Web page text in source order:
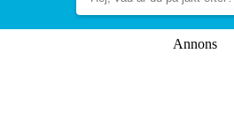
Annons